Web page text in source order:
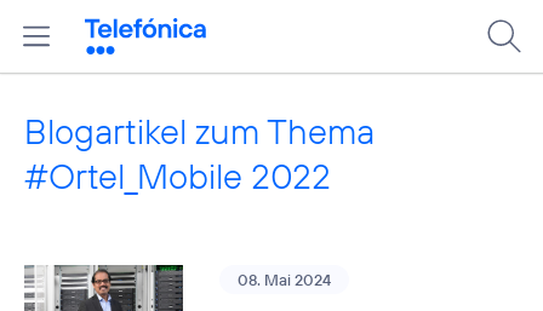
Blogartikel zum Thema
#Ortel_Mobile 2022
08. Mai 2024